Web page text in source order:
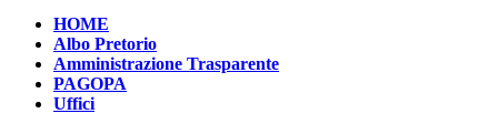
HOME
Albo Pretorio
Amministrazione Trasparente
PAGOPA
Uffici